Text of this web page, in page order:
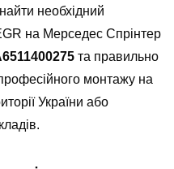
необхідний
на Мерседес Спрінтер
та правильно
монтажу на
України або